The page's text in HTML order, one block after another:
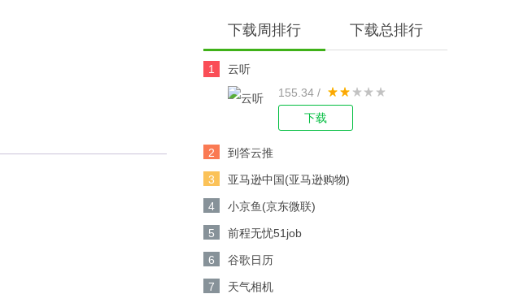
下载周排行 下载总排行
1
云听
155.34 /
下载
2 到答云推
3 亚马逊中国(亚马逊购物)
4 小京鱼(京东微联)
5 前程无忧51job
6 谷歌日历
7 天气相机